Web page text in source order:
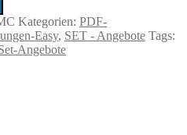
Kategorien: PDF-
Easy, SET - Angebote Tags:
Angebote